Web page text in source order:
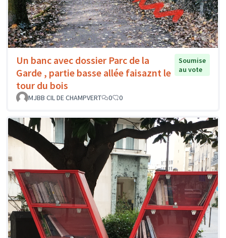
Un banc avec dossier Parc de la
Garde , partie basse allée faisaznt le
tour du bois
Soumise
au vote
MJBB CIL DE CHAMPVERT 0 0